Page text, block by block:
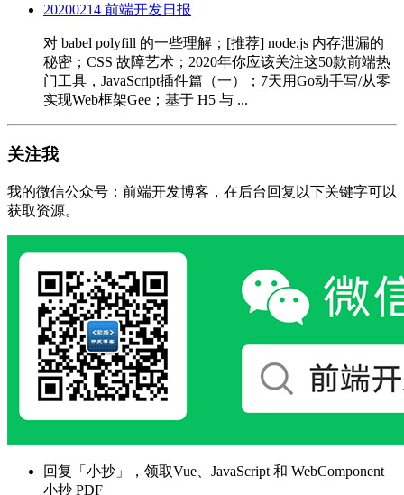
20200214 前端开发日报
对 babel polyfill 的一些理解；[推荐] node.js 内存泄漏的
秘密；CSS 故障艺术；2020年你应该关注这50款前端热
门工具，JavaScript插件篇（一）；7天用Go动手写/从零
实现Web框架Gee；基于 H5 与 ...
关注我
我的微信公众号：前端开发博客，在后台回复以下关键字可以
获取资源。
回复「小抄」，领取Vue、JavaScript 和 WebComponent
小抄 PDF